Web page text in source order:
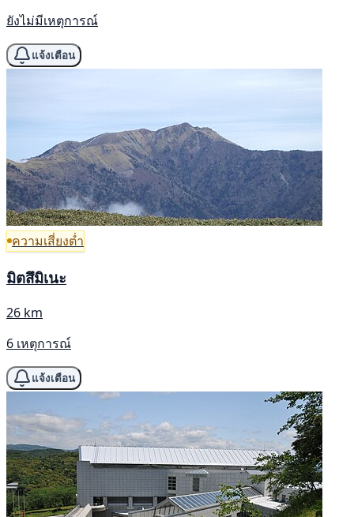
ยังไม่มีเหตุการณ์
แจ้งเตือน
ความเสี่ยงต่ำ
มิตสึมิเนะ
26 km
6 เหตุการณ์
แจ้งเตือน